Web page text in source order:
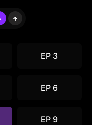
EP 3
EP 6
EP 9